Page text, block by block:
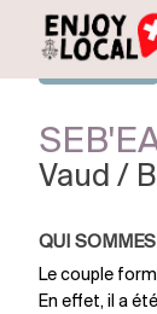
Vaud /
QUI
Le couple
En effet, il a